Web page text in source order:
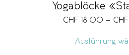
Yogablöcke
CHF 18.00 – CHF
Ausführung